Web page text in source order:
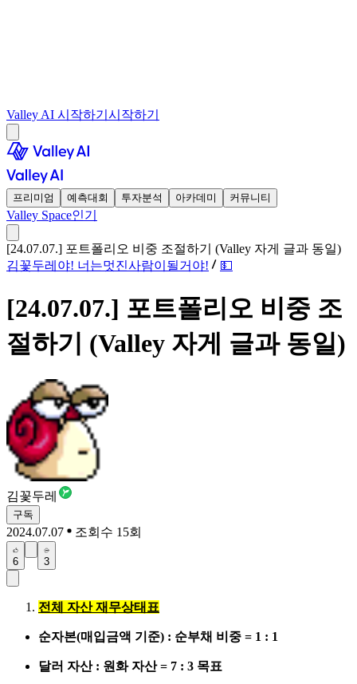
Valley AI 시작하기 시작하기
프리미엄 예측대회 투자분석 아카데미 커뮤니티
Valley Space인기
[24.07.07.] 포트폴리오 비중 조절하기 (Valley 자게 글과 동일)
김꽃두레야! 너는멋진사람이될거야!
💵
[24.07.07.] 포트폴리오 비중 조
절하기 (Valley 자게 글과 동일)
김꽃두레
구독
2024.07.07 조회수 15회
6 3
전체 자산 재무상태표
순자본(매입금액 기준) : 순부채 비중 = 1 : 1
달러 자산 : 원화 자산 = 7 : 3 목표